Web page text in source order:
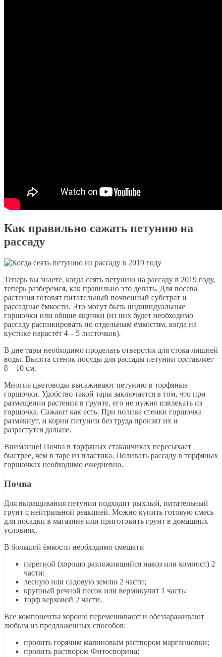
Как правильно сажать петунию на
рассаду
Теперь вы знаете, когда сеять петунию на рассаду в 2019 году,
теперь разберемся, как правильно это делать. Для посева
растения готовят питательный почвенный субстрат и
рассадные ёмкости. Это могут быть индивидуальные
горшочки или общие ящички (из них будет необходимо
рассаду распикировать по отдельным ёмкостям, когда на
кустике нарастёт 4 – 5 листочков).
В дне тары необходимо проделать отверстия для стока лишней
воды. Высота стенок посуды для рассады петунии составляет
8 – 10 см.
Многие цветоводы высаживают петунию в торфяные
горшочки. Удобство такой тары заключается в том, что при
размещении растения в грунте, его не нужно извлекать из
горшочка. Сажают как есть. При поливе стенки горшочка
размякнут, и корни петунии без труда пронзят их и
разрастутся дальше.
Внимание! Почва в торфяных стаканчиках пересыхает
быстрее, чем в таре из пластика. Поливать рассаду в торфяных
горшочках необходимо ежедневно.
Почва
Для выращивания петунии подходит рыхлый, питательный
грунт с нейтральной реакцией. Можно купить готовую смесь
для посадки в магазине или приготовить грунт в домашних
условиях.
В большой ёмкости необходимо смешать:
перегной (хорошо разложившийся навоз или компост) 2
части;
лесную или садовую землю 2 части;
крупный речной песок или вермикулит 1 часть;
торф верховой 2 части.
Все компоненты хорошо перемешивают и обеззараживают
любым из предложенных способов:
пролить горячим малиновым раствором марганцовки;
пролить раствором Фитоспорина;